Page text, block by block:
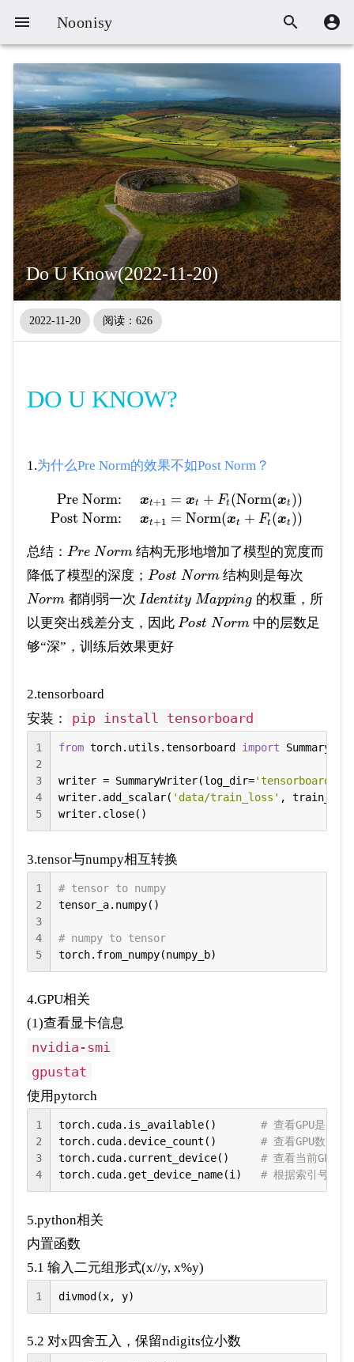
 Noonisy  
Do U Know(2022-11-20)
2022-11-20 阅读：626
DO U KNOW?
1.为什么Pre Norm的效果不如Post Norm？
Pre Norm: xt+1 = xt + Ft (Norm(xt ))
Post Norm:
xt+1 = Norm(xt + Ft (xt ))
总结： Pre Norm结构无形地增加了模型的宽度而
降低了模型的深度； Post Norm 结构则是每次
Norm 都削弱一次 Identity Mapping 的权重，所
以更突出残差分支，因此 Post Norm 中的层数足
够“深”，训练后效果更好
2.tensorboard
安装：
pip install tensorboard
1
2
3
4
5
from torch.utils.tensorboard import
writer = SummaryWriter(log_dir=
writer.add_scalar( 'data/train_loss' ,
writer.close()
3.tensor与numpy相互转换
1
2
3
4
5
# tensor to numpy
tensor_a.numpy()
# numpy to tensor
torch.from_numpy(numpy_b)
4.GPU相关
(1)查看显卡信息
nvidia-smi
gpustat
使用pytorch
1
2
3
4
torch.cuda.is_available() # 查看GPU是否可
torch.cuda.device_count() # 查看GPU数目
torch.cuda.current_device() # 查看当前GPU索
torch.cuda.get_device_name(i) # 根据索引号查看
5.python相关
内置函数
5.1 输入二元组形式(x//y, x%y)
1 divmod(x, y)
5.2 对x四舍五入，保留ndigits位小数